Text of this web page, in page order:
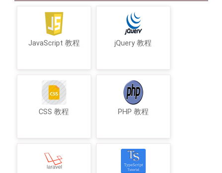
JavaScript 教程 jQuery 教程
CSS 教程 PHP 教程